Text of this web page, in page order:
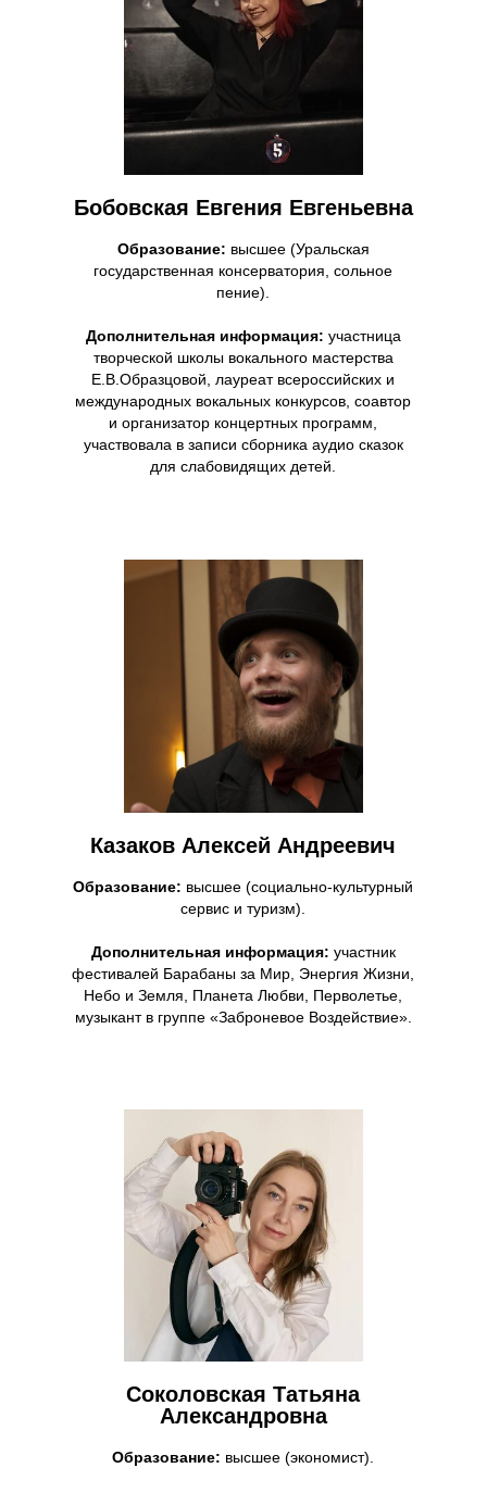
Бобовская Евгения Евгеньевна
Образование: высшее (Уральская
государственная консерватория, сольное
пение).
Дополнительная информация: участница
творческой школы вокального мастерства
Е.В.Образцовой, лауреат всероссийских и
международных вокальных конкурсов, соавтор
и организатор концертных программ,
участвовала в записи сборника аудио сказок
для слабовидящих детей.
Казаков Алексей Андреевич
Образование: высшее (социально-культурный
сервис и туризм).
Дополнительная информация: участник
фестивалей Барабаны за Мир, Энергия Жизни,
Небо и Земля, Планета Любви, Перволетье,
музыкант в группе «Заброневое Воздействие».
Соколовская Татьяна
Александровна
Образование: высшее (экономист).